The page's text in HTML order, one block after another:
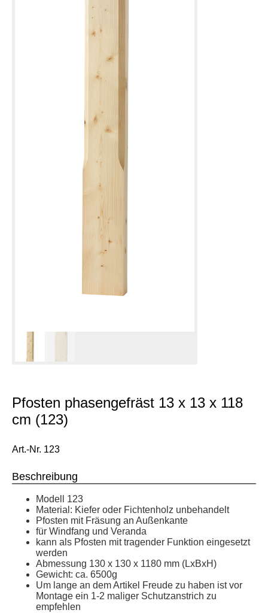
Pfosten phasengefräst 13 x 13 x 118
cm (123)
Art.-Nr. 123
Beschreibung
Modell 123
Material: Kiefer oder Fichtenholz unbehandelt
Pfosten mit Fräsung an Außenkante
für Windfang und Veranda
kann als Pfosten mit tragender Funktion eingesetzt
werden
Abmessung 130 x 130 x 1180 mm (LxBxH)
Gewicht: ca. 6500g
Um lange an dem Artikel Freude zu haben ist vor
Montage ein 1-2 maliger Schutzanstrich zu
empfehlen